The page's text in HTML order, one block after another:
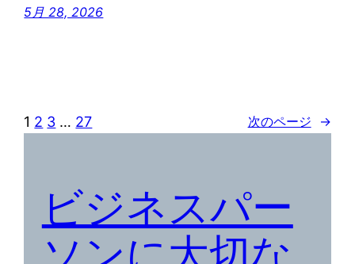
5月 28, 2026
1 2 3 … 27 次のページ →
ビジネスパー